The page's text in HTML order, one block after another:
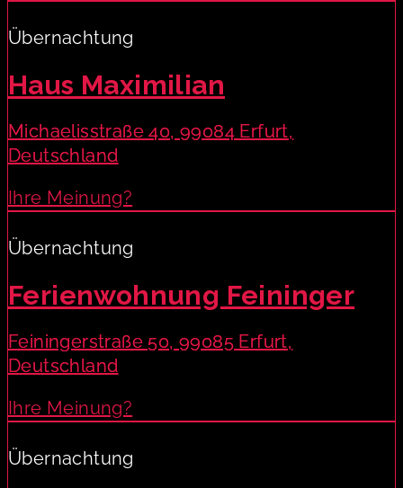
Übernachtung
Haus Maximilian
Michaelisstraße 40, 99084 Erfurt,
Deutschland
Ihre Meinung?
Übernachtung
Ferienwohnung Feininger
Feiningerstraße 50, 99085 Erfurt,
Deutschland
Ihre Meinung?
Übernachtung